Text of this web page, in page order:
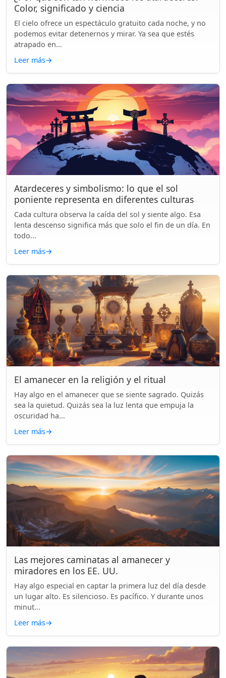
Color, significado y ciencia
El cielo ofrece un espectáculo gratuito cada noche, y no
podemos evitar detenernos y mirar. Ya sea que estés
atrapado en...
Leer más→
Atardeceres y simbolismo: lo que el sol
poniente representa en diferentes culturas
Cada cultura observa la caída del sol y siente algo. Esa
lenta descenso significa más que solo el fin de un día. En
todo...
Leer más→
El amanecer en la religión y el ritual
Hay algo en el amanecer que se siente sagrado. Quizás
sea la quietud. Quizás sea la luz lenta que empuja la
oscuridad ha...
Leer más→
Las mejores caminatas al amanecer y
miradores en los EE. UU.
Hay algo especial en captar la primera luz del día desde
un lugar alto. Es silencioso. Es pacífico. Y durante unos
minut...
Leer más→